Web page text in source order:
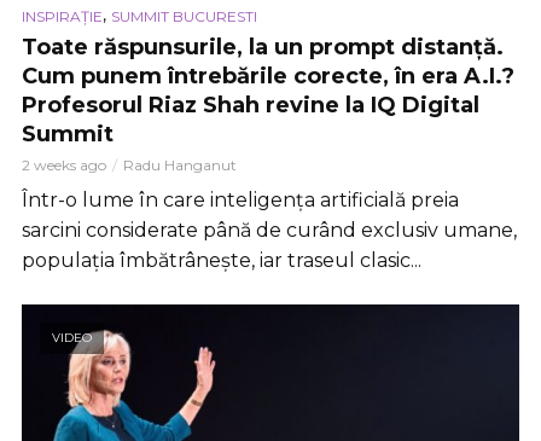
INSPIRAȚIE, SUMMIT BUCURESTI
Toate răspunsurile, la un prompt distanță.
Cum punem întrebările corecte, în era A.I.?
Profesorul Riaz Shah revine la IQ Digital
Summit
2 weeks ago Radu Hanganut
Într-o lume în care inteligența artificială preia
sarcini considerate până de curând exclusiv umane,
populația îmbătrânește, iar traseul clasic...
VIDEO